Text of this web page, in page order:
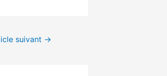
suivant →